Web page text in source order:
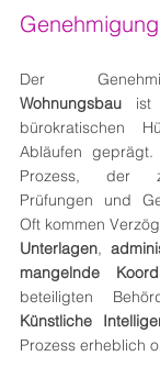
Wohnungsbau ist
bürokratischen
Abläufen
Prozess, der
Prüfungen und
Oft kommen
Unterlagen,
mangelnde
Künstliche
Prozess erheblich